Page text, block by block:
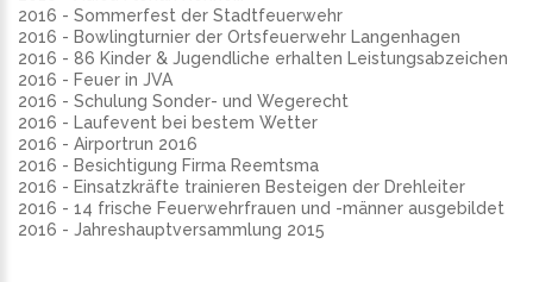
2016 - Sommerfest der Stadtfeuerwehr
2016 - Bowlingturnier der Ortsfeuerwehr Langenhagen
2016 - 86 Kinder & Jugendliche erhalten Leistungsabzeichen
2016 - Feuer in JVA
2016 - Schulung Sonder- und Wegerecht
2016 - Laufevent bei bestem Wetter
2016 - Airportrun 2016
2016 - Besichtigung Firma Reemtsma
2016 - Einsatzkräfte trainieren Besteigen der Drehleiter
2016 - 14 frische Feuerwehrfrauen und -männer ausgebildet
2016 - Jahreshauptversammlung 2015